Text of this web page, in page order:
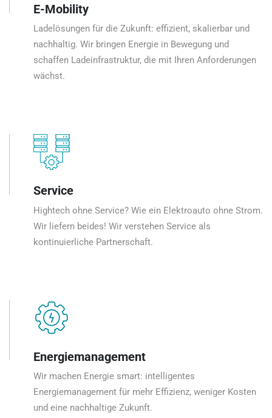
E-Mobility
Ladelösungen für die Zukunft: effizient, skalierbar und
nachhaltig. Wir bringen Energie in Bewegung und
schaffen Ladeinfrastruktur, die mit Ihren Anforderungen
wächst.
Service
Hightech ohne Service? Wie ein Elektroauto ohne Strom.
Wir liefern beides! Wir verstehen Service als
kontinuierliche Partnerschaft.
Energiemanagement
Wir machen Energie smart: intelligentes
Energiemanagement für mehr Effizienz, weniger Kosten
und eine nachhaltige Zukunft.